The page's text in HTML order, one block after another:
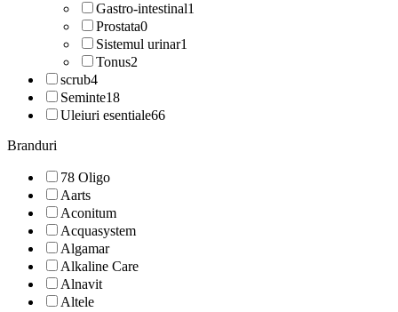
Gastro-intestinal1
Prostata0
Sistemul urinar1
Tonus2
scrub4
Seminte18
Uleiuri esentiale66
Branduri
78 Oligo
Aarts
Aconitum
Acquasystem
Algamar
Alkaline Care
Alnavit
Altele